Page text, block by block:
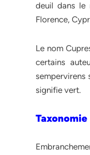
deuil dans le
Florence,
Le nom
certains
signifie vert.
Taxonomie